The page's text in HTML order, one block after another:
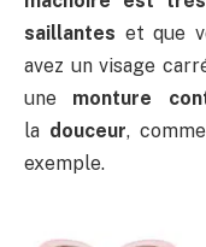
saillantes et que
avez un visage
une monture
la douceur,
exemple.